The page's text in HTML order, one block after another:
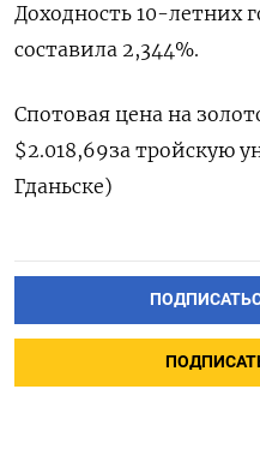
Доходность 10-летних
составила 2,344%.
Спотовая цена на
$2.018,69​ за тройскую
Гданьске)